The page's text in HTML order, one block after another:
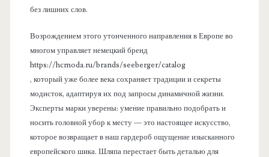
без лишних слов.
Возрождением этого утонченного направления в Европе во
многом управляет немецкий бренд
https://hcmoda.ru/brands/seeberger/catalog
, который уже более века сохраняет традиции и секреты
модисток, адаптируя их под запросы динамичной жизни.
Эксперты марки уверены: умение правильно подобрать и
носить головной убор к месту — это настоящее искусство,
которое возвращает в наш гардероб ощущение изысканного
европейского шика. Шляпа перестает быть деталью для